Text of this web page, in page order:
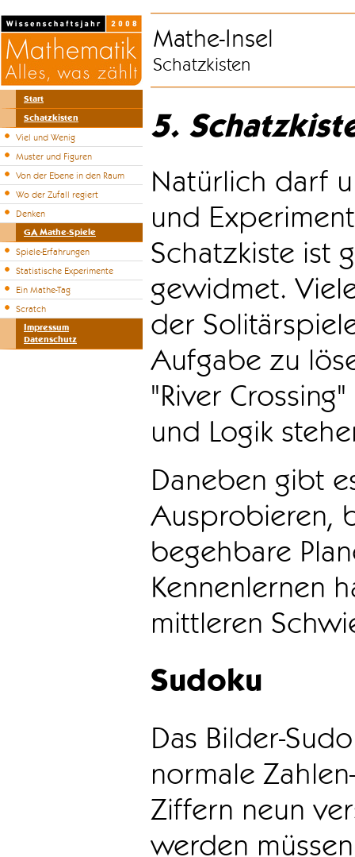
Start
Schatzkisten
Viel und Wenig
Muster und Figuren
Von der Ebene in den Raum
Wo der Zufall regiert
Denken
GA Mathe-Spiele
Spiele-Erfahrungen
Statistische Experimente
Ein Mathe-Tag
Scratch
Impressum
Datenschutz
Mathe-Insel
Schatzkisten
5.
Natürlich darf
und
Schatzkiste ist
gewidmet.
der
Aufgabe zu
"River
und Logik
Daneben gibt
Ausprobieren,
begehbare
Kennenlernen
mittleren
Sudoku
Das Bilder-
normale
Ziffern neun
werden